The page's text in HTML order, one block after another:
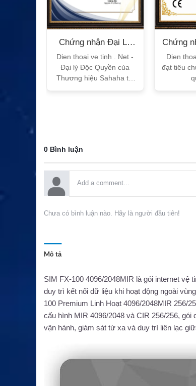
Chứng nhận Đại Lý
Sahaha
Dien thoai ve tinh . Net -
Đại lý Độc Quyền của
Thương hiệu Sahaha tại
Chứng
Dien
đạt tiêu
0 Bình luận
Chưa có bình luận nào. Hãy là người đầu tiên!
Mô tả
SIM FX-100 4096/2048MIR là gói internet vệ
duy trì kết nối dữ liệu khi hoạt động ngoài
100 Premium Linh Hoạt 4096/2048MIR 256/
cấu hình MIR 4096/2048 và CIR 256/256,
vận hành, giám sát từ xa và duy trì liên lạc